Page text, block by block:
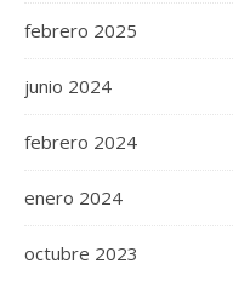
febrero 2025
junio 2024
febrero 2024
enero 2024
octubre 2023